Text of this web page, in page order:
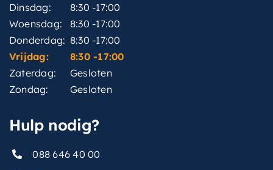
Dinsdag:
8:30 -17:00
Woensdag:
8:30 -17:00
Donderdag: 8:30 -17:00
Vrijdag:
8:30 -17:00
Zaterdag:
Gesloten
Zondag:
Gesloten
Hulp nodig?
088 646 40 00